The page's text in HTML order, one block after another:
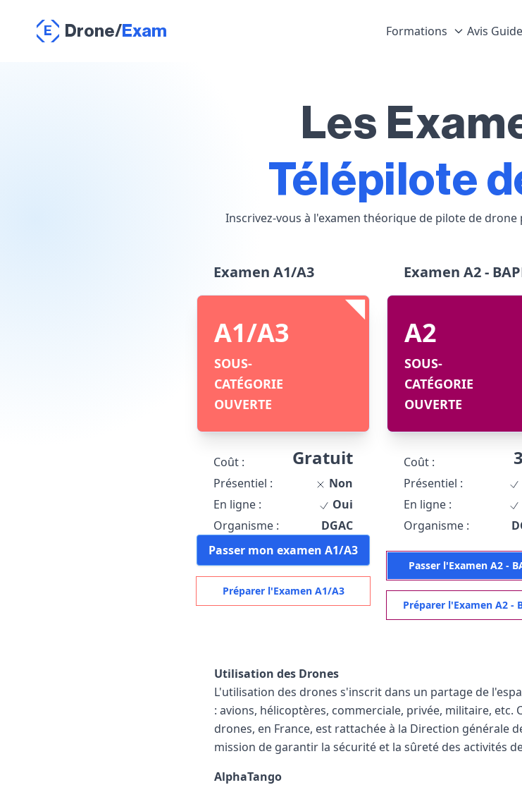
E Drone/ Exam Formations Avis Guide
Les
Télépilote
Inscrivez-vous à l'examen théorique de pilote de
Examen A1/A3
A1/A3
SOUS-
CATÉGORIE
OUVERTE
Coût : Gratuit
Présentiel :
Non
En ligne :
Oui
Organisme :
DGAC
Passer mon examen A1/A3
Préparer l'Examen A1/A3
Examen A2 -
A2
SOUS-
CATÉGORIE
OUVERTE
Coût :
Présentiel :
En ligne :
Organisme :
Passer l'Examen A2 -
Préparer l'Examen A2 -
Utilisation des Drones
L'utilisation des drones s'inscrit dans un partage de
: avions, hélicoptères, commerciale, privée, militaire, etc.
drones, en France, est rattachée à la Direction générale
mission de garantir la sécurité et la sûreté des activités
AlphaTango